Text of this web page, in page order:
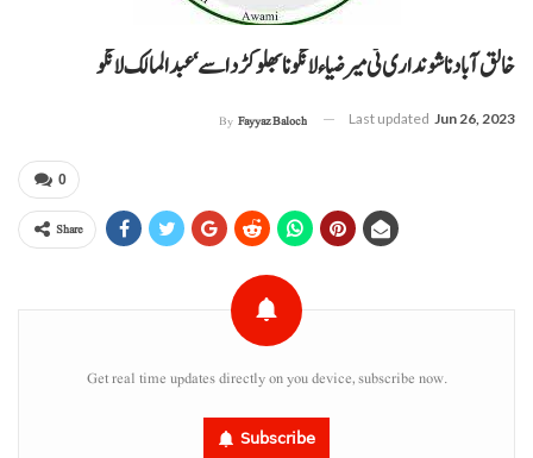
خالق آباد نا شونداری ٹی میرضیاء لانگو نا بھلو کڑد اسے‘ عبدالمالک لانگو
By Fayyaz Baloch Last updated Jun 26, 2023
0
Share
Get real time updates directly on you device, subscribe now.
Subscribe